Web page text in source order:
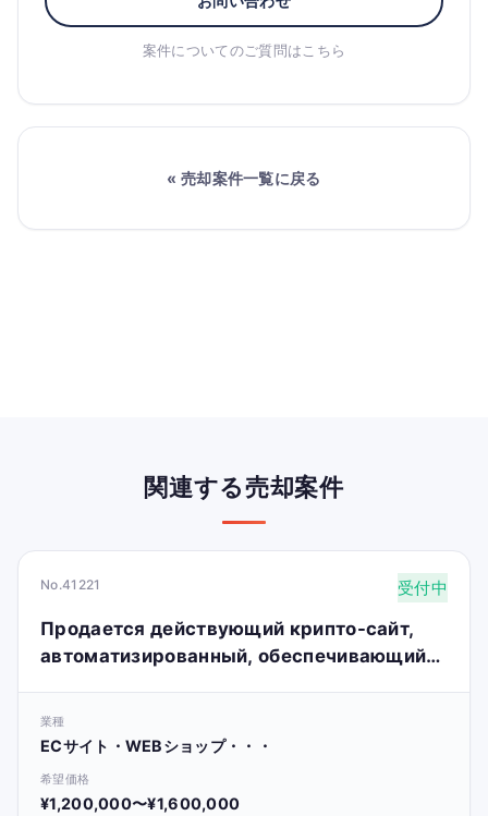
案件についてのご質問はこちら
« 売却案件一覧に戻る
関連する売却案件
No.41221 受付中
Продается действующий крипто-сайт,
автоматизированный, обеспечивающий
業種
ECサイト・WEBショップ・・・
希望価格
¥1,200,000〜¥1,600,000